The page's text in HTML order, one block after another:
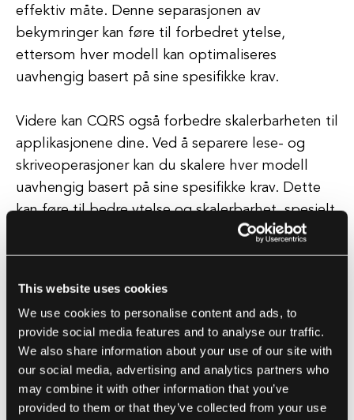
This website uses cookies
We use cookies to personalise content and ads, to
provide social media features and to analyse our traffic.
We also share information about your use of our site with
our social media, advertising and analytics partners who
may combine it with other information that you’ve
provided to them or that they’ve collected from your use
effektiv måte. Denne separasjonen av
bekymringer kan føre til forbedret ytelse,
ettersom hver modell kan optimaliseres
uavhengig basert på sine spesifikke krav.
Videre kan CQRS også forbedre skalerbarheten til
applikasjonene dine. Ved å separere lese- og
skriveoperasjoner kan du skalere hver modell
uavhengig basert på sine spesifikke krav. Dette
kan føre til bedre ytelse og skalerbarhet, spesielt
skrivebelastning.
applikasjonene dine. Siden kommando- og
spørringsmodellene er frikoblet, kan du enkelt
endre eller bytte ut en modell uten å påvirke den
andre. Dette kan gjøre det lettere å introdusere
nye funksjoner, refaktorere eksisterende kode